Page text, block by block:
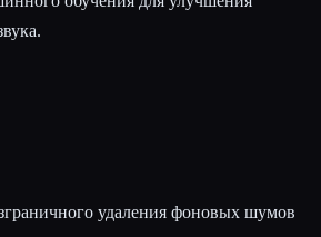
удаления фоновых шумов